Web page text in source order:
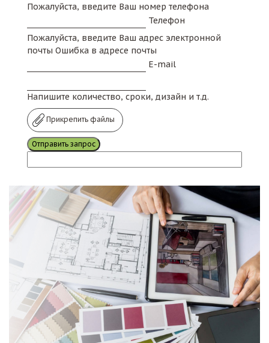
Пожалуйста, введите Ваш номер телефона
Телефон
Пожалуйста, введите Ваш адрес электронной
почты Ошибка в адресе почты
E-mail
Напишите количество, сроки, дизайн и т.д.
Прикрепить файлы